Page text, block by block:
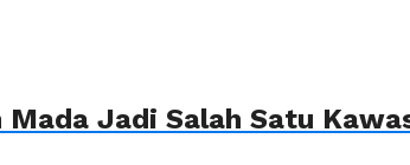
Jadi Salah Satu